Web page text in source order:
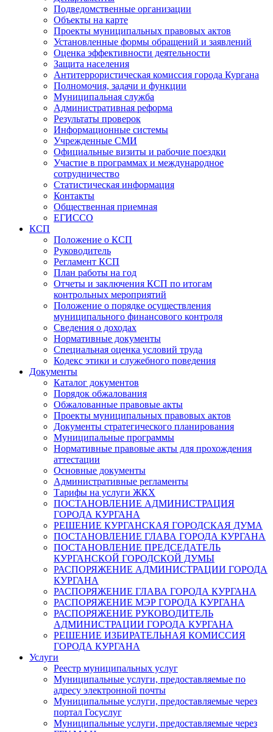
Подведомственные организации
Объекты на карте
Проекты муниципальных правовых актов
Установленные формы обращений и заявлений
Оценка эффективности деятельности
Защита населения
Антитеррористическая комиссия города Кургана
Полномочия, задачи и функции
Муниципальная служба
Административная реформа
Результаты проверок
Информационные системы
Учрежденные СМИ
Официальные визиты и рабочие поездки
Участие в программах и международное
сотрудничество
Статистическая информация
Контакты
Общественная приемная
ЕГИССО
КСП
Положение о КСП
Руководитель
Регламент КСП
План работы на год
Отчеты и заключения КСП по итогам
контрольных мероприятий
Положение о порядке осуществления
муниципального финансового контроля
Сведения о доходах
Нормативные документы
Специальная оценка условий труда
Кодекс этики и служебного поведения
Документы
Каталог документов
Порядок обжалования
Обжалованные правовые акты
Проекты муниципальных правовых актов
Документы стратегического планирования
Муниципальные программы
Нормативные правовые акты для прохождения
аттестации
Основные документы
Административные регламенты
Тарифы на услуги ЖКХ
ПОСТАНОВЛЕНИЕ АДМИНИСТРАЦИЯ
ГОРОДА КУРГАНА
РЕШЕНИЕ КУРГАНСКАЯ ГОРОДСКАЯ ДУМА
ПОСТАНОВЛЕНИЕ ГЛАВА ГОРОДА КУРГАНА
ПОСТАНОВЛЕНИЕ ПРЕДСЕДАТЕЛЬ
КУРГАНСКОЙ ГОРОДСКОЙ ДУМЫ
РАСПОРЯЖЕНИЕ АДМИНИСТРАЦИИ ГОРОДА
КУРГАНА
РАСПОРЯЖЕНИЕ ГЛАВА ГОРОДА КУРГАНА
РАСПОРЯЖЕНИЕ МЭР ГОРОДА КУРГАНА
РАСПОРЯЖЕНИЕ РУКОВОДИТЕЛЬ
АДМИНИСТРАЦИИ ГОРОДА КУРГАНА
РЕШЕНИЕ ИЗБИРАТЕЛЬНАЯ КОМИССИЯ
ГОРОДА КУРГАНА
Услуги
Реестр муниципальных услуг
Муниципальные услуги, предоставляемые по
адресу электронной почты
Муниципальные услуги, предоставляемые через
портал Госуслуг
Муниципальные услуги, предоставляемые через